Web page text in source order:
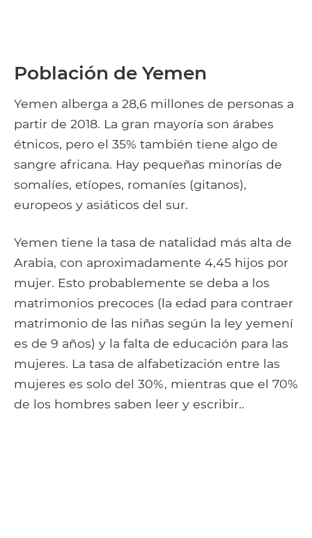
Población de Yemen
Yemen alberga a 28,6 millones de personas a
partir de 2018. La gran mayoría son árabes
étnicos, pero el 35% también tiene algo de
sangre africana. Hay pequeñas minorías de
somalíes, etíopes, romaníes (gitanos),
europeos y asiáticos del sur.
Yemen tiene la tasa de natalidad más alta de
Arabia, con aproximadamente 4,45 hijos por
mujer. Esto probablemente se deba a los
matrimonios precoces (la edad para contraer
matrimonio de las niñas según la ley yemení
es de 9 años) y la falta de educación para las
mujeres. La tasa de alfabetización entre las
mujeres es solo del 30%, mientras que el 70%
de los hombres saben leer y escribir..